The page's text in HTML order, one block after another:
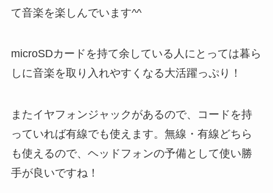
て音楽を楽しんでいます^^
microSDカードを持て余している人にとっては暮ら
しに音楽を取り入れやすくなる大活躍っぷり！
またイヤフォンジャックがあるので、コードを持
っていれば有線でも使えます。無線・有線どちら
も使えるので、ヘッドフォンの予備として使い勝
手が良いですね！